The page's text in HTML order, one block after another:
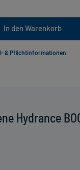
Hydrance
In den Warenkorb
& Pflichtinformationen